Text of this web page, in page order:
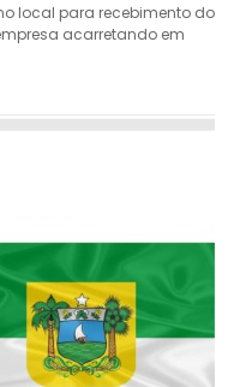
local para recebimento do
acarretando em